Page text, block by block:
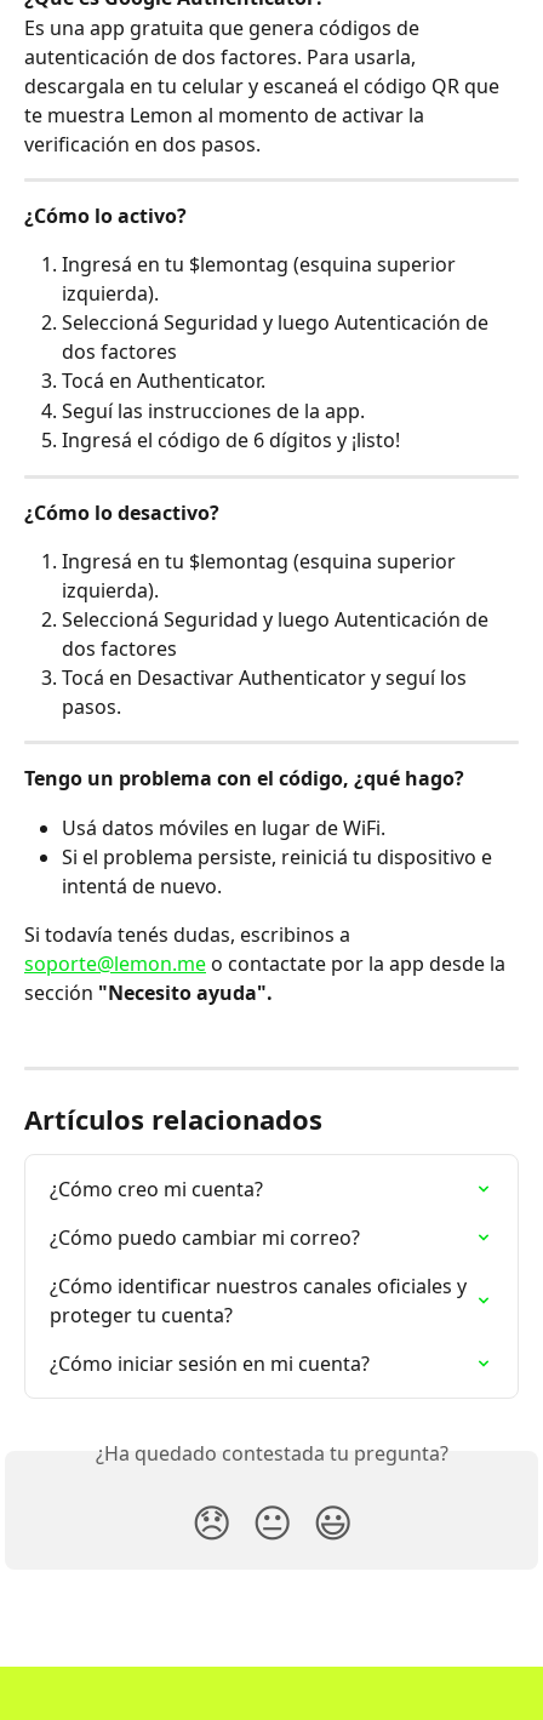
Es una app gratuita que genera códigos de
autenticación de dos factores. Para usarla,
descargala en tu celular y escaneá el código QR que
te muestra Lemon al momento de activar la
verificación en dos pasos.
¿Cómo lo activo?
Ingresá en tu $lemontag (esquina superior
izquierda).
Seleccioná Seguridad y luego Autenticación de
dos factores
Tocá en Authenticator.
Seguí las instrucciones de la app.
Ingresá el código de 6 dígitos y ¡listo!
¿Cómo lo desactivo?
Ingresá en tu $lemontag (esquina superior
izquierda).
Seleccioná Seguridad y luego Autenticación de
dos factores
Tocá en Desactivar Authenticator y seguí los
pasos.
Tengo un problema con el código, ¿qué hago?
Usá datos móviles en lugar de WiFi.
Si el problema persiste, reiniciá tu dispositivo e
intentá de nuevo.
Si todavía tenés dudas, escribinos a
soporte@lemon.me o contactate por la app desde la
sección "Necesito ayuda".
Artículos relacionados
¿Cómo creo mi cuenta?
¿Cómo puedo cambiar mi correo?
¿Cómo identificar nuestros canales oficiales y
proteger tu cuenta?
¿Cómo iniciar sesión en mi cuenta?
¿Ha quedado contestada tu pregunta?
😞 😐 😃